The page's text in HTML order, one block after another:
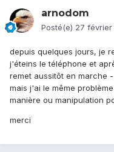
arnodom
Posté(e) 27 février
depuis quelques jours, je
j'éteins le téléphone et
remet aussitôt en marche
mais j'ai le même
manière ou manipulation
merci